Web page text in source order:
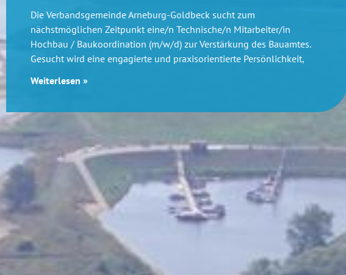
Die Verbandsgemeinde Arneburg-Goldbeck sucht zum
nächstmöglichen Zeitpunkt eine/n Technische/n Mitarbeiter/in
Hochbau / Baukoordination (m/w/d) zur Verstärkung des Bauamtes.
Gesucht wird eine engagierte und praxisorientierte Persönlichkeit,
Weiterlesen »